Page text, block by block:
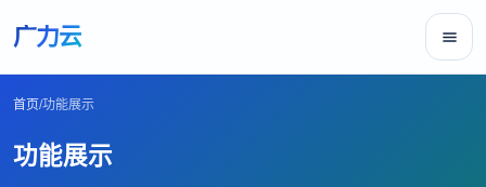
广力云
首页/功能展示
功能展示